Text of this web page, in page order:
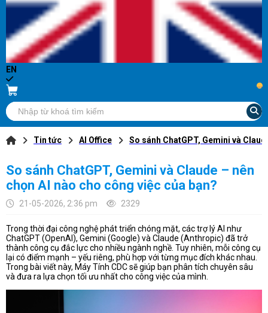
EN
...
Tin tức AI Office So sánh ChatGPT, Gemini và
So sánh ChatGPT, Gemini và Claude – nên
chọn AI nào cho công việc của bạn?
21-05-2026, 2:36 pm 2329
Trong thời đại công nghệ phát triển chóng mặt, các trợ lý AI như
ChatGPT (OpenAI), Gemini (Google) và Claude (Anthropic) đã trở
thành công cụ đắc lực cho nhiều ngành nghề. Tuy nhiên, mỗi công cụ
lại có điểm mạnh – yếu riêng, phù hợp với từng mục đích khác nhau.
Trong bài viết này, Máy Tính CDC sẽ giúp bạn phân tích chuyên sâu
và đưa ra lựa chọn tối ưu nhất cho công việc của mình.